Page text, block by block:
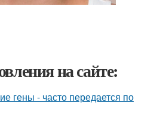
на сайте:
гены - часто передается по